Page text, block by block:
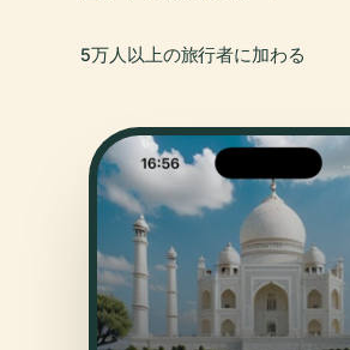
5万人以上の旅行者に加わる